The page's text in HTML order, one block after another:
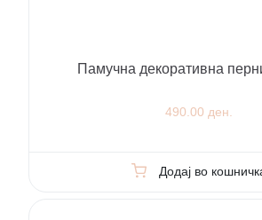
Памучна декоративна
490.00 ден.
Додај во